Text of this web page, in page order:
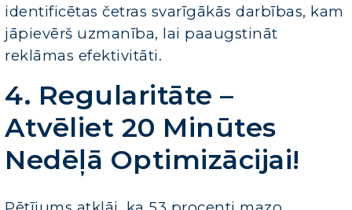
identificētas četras svarīgākās darbības, kam
jāpievērš uzmanība, lai paaugstināt
reklāmas efektivitāti.
4. Regularitāte –
Atvēliet 20 Minūtes
Nedēļā Optimizācijai!